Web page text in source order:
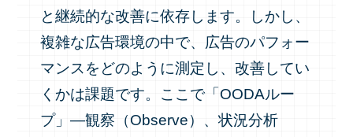
と継続的な改善に依存します。しかし、
複雑な広告環境の中で、広告のパフォー
マンスをどのように測定し、改善してい
くかは課題です。ここで「OODAルー
プ」—観察（Observe）、状況分析